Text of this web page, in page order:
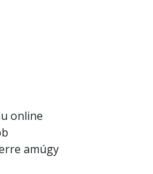
online
amúgy